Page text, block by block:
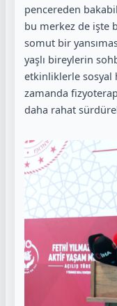
pencereden
bu merkez de işte
somut bir
yaşlı bireylerin
etkinliklerle sosyal
zamanda
daha rahat